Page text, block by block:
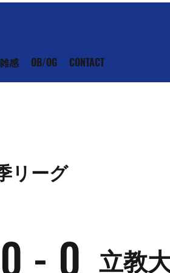
雑感 OB/OG CONTACT
リーグ
0 - 0 立教